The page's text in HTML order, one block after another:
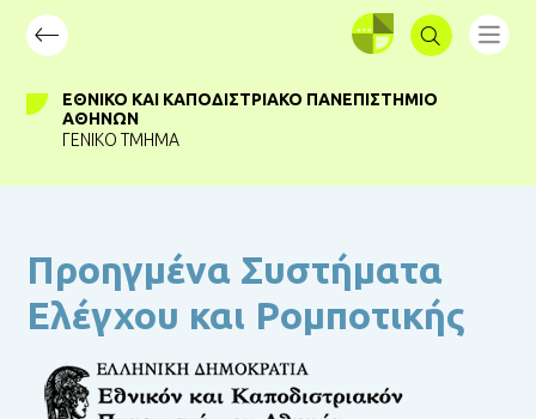
ΣΥΝΔΕΣΗ
ΕΘΝΙΚΌ ΚΑΙ ΚΑΠΟΔΙΣΤΡΙΑΚΌ ΠΑΝΕΠΙΣΤΉΜΙΟ
ΑΘΗΝΏΝ
ΓΕΝΙΚΌ ΤΜΉΜΑ
Προηγμένα Συστήματα
Ελέγχου και Ρομποτικής